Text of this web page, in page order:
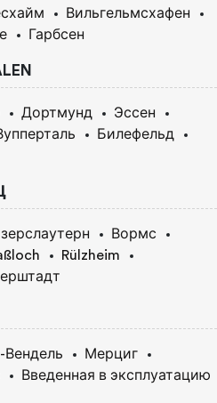
Вильгельмсхафен
Гарбсен
Дортмунд
Эссен
Билефельд
Вормс
Rülzheim
Вендель
Мерциг
Введенная в эксплуатацию